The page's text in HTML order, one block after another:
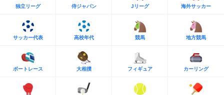
独立リーグ 侍ジャパン Jリーグ 海外サッカー
サッカー代表 高校年代 競馬 地方競馬
ボートレース 大相撲 フィギュア カーリング